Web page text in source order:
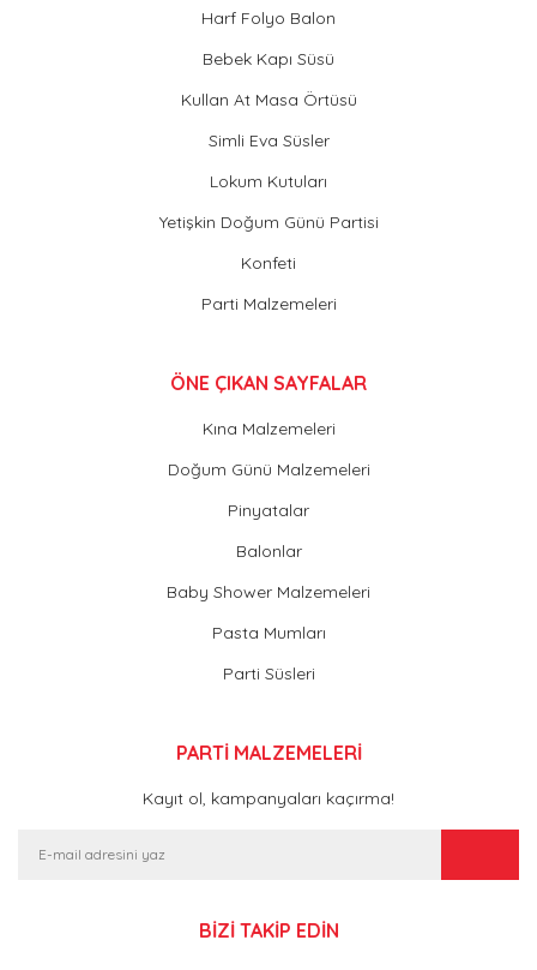
Harf Folyo Balon
Bebek Kapı Süsü
Kullan At Masa Örtüsü
Simli Eva Süsler
Lokum Kutuları
Yetişkin Doğum Günü Partisi
Konfeti
Parti Malzemeleri
ÖNE ÇIKAN SAYFALAR
Kına Malzemeleri
Doğum Günü Malzemeleri
Pinyatalar
Balonlar
Baby Shower Malzemeleri
Pasta Mumları
Parti Süsleri
PARTİ MALZEMELERİ
Kayıt ol, kampanyaları kaçırma!
BİZİ TAKİP EDİN